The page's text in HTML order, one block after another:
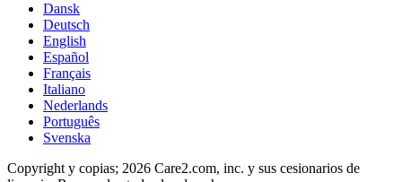
Dansk
Deutsch
English
Español
Français
Italiano
Nederlands
Português
Svenska
Copyright y copias; 2026 Care2.com, inc. y sus cesionarios de